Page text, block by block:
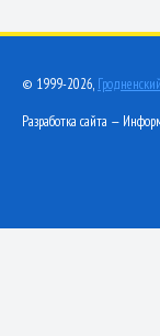
© 1999-2026,
Разработка сайта —